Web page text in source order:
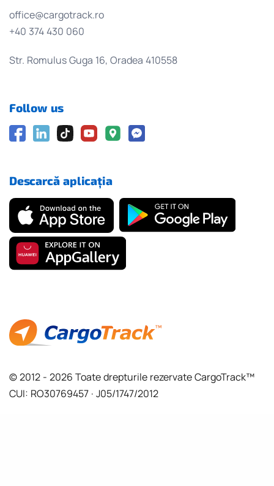
office@cargotrack.ro
+40 374 430 060
Str. Romulus Guga 16, Oradea 410558
© 2012 - 2026 Toate drepturile rezervate CargoTrack™
CUI: RO30769457 · J05/1747/2012
Follow us
Descarcă aplicația